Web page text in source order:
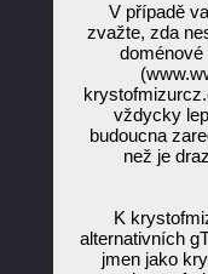
V případě
zvažte, zda
vždycky
budoucna
než je
K
alternativních
jmen jako